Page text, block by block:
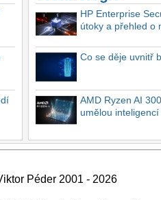
HP Enterprise
útoky a přehled o
Co se děje uvnitř
AMD Ryzen AI
umělou inteligencí
Péder 2001 - 2026